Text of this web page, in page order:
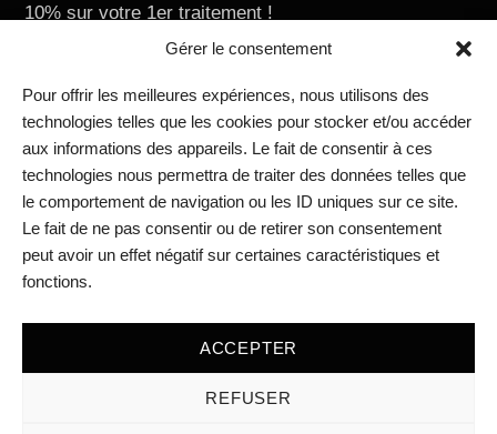
Gérer le consentement
Pour offrir les meilleures expériences, nous utilisons des
technologies telles que les cookies pour stocker et/ou accéder
aux informations des appareils. Le fait de consentir à ces
technologies nous permettra de traiter des données telles que
le comportement de navigation ou les ID uniques sur ce site.
Le fait de ne pas consentir ou de retirer son consentement
peut avoir un effet négatif sur certaines caractéristiques et
fonctions.
ACCEPTER
REFUSER
10% sur votre 1er traitement !
RIVIERAClinic Academy
RIVIERAClinic Vevey
RIVIERAclinic Lausanne
Médias
Blog